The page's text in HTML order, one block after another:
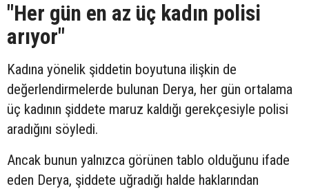
"Her gün en az üç kadın polisi
arıyor"
Kadına yönelik şiddetin boyutuna ilişkin de
değerlendirmelerde bulunan Derya, her gün ortalama
üç kadının şiddete maruz kaldığı gerekçesiyle polisi
aradığını söyledi.
Ancak bunun yalnızca görünen tablo olduğunu ifade
eden Derya, şiddete uğradığı halde haklarından